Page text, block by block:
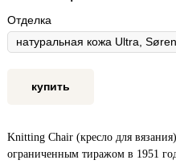
Отделка
купить
Knitting Chair (кресло для
ограниченным тиражом в 1951